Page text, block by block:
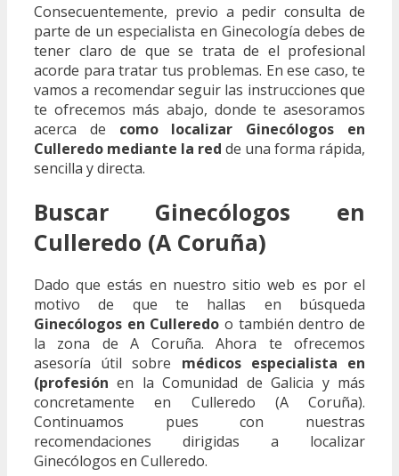
Consecuentemente, previo a pedir consulta de
parte de un especialista en Ginecología debes de
tener claro de que se trata de el profesional
acorde para tratar tus problemas. En ese caso, te
vamos a recomendar seguir las instrucciones que
te ofrecemos más abajo, donde te asesoramos
acerca de como localizar Ginecólogos en
Culleredo mediante la red de una forma rápida,
sencilla y directa.
Buscar Ginecólogos en
Culleredo (A Coruña)
Dado que estás en nuestro sitio web es por el
motivo de que te hallas en búsqueda
Ginecólogos en Culleredo o también dentro de
la zona de A Coruña. Ahora te ofrecemos
asesoría útil sobre médicos especialista en
(profesión en la Comunidad de Galicia y más
concretamente en Culleredo (A Coruña).
Continuamos pues con nuestras
recomendaciones dirigidas a localizar
Ginecólogos en Culleredo.